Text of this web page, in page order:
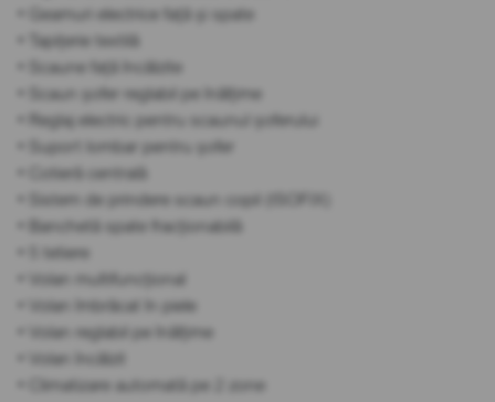
• Geamuri electrice față și spate
• Tapițerie textilă
• Scaune față încălzite
• Scaun șofer reglabil pe înălțime
• Reglaj electric pentru scaunul șoferului
• Suport lombar pentru șofer
• Cotieră centrală
• Sistem de prindere scaun copil (ISOFIX)
• Banchetă spate fracționabilă
• 5 tetiere
• Volan multifuncțional
• Volan îmbrăcat în piele
• Volan reglabil pe înălțime
• Volan încălzit
• Climatizare automată pe 2 zone